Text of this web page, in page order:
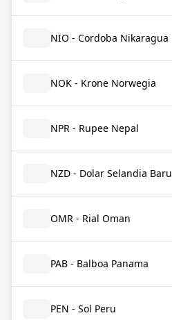
NIO - Cordoba Nikaragua
NOK - Krone Norwegia
NPR - Rupee Nepal
NZD - Dolar Selandia Baru
OMR - Rial Oman
PAB - Balboa Panama
PEN - Sol Peru